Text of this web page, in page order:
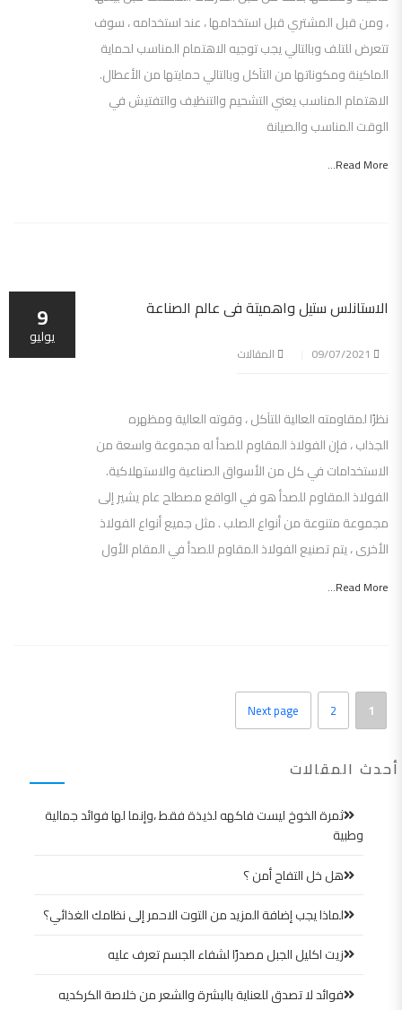
، ومن قبل المشتري قبل استخدامها ، عند استخدامه ، سوف
تتعرض للتلف وبالتالي يجب توجيه الاهتمام المناسب لحماية
الماكينة ومكوناتها من التآكل وبالتالي حمايتها من الأعطال.
الاهتمام المناسب يعني التشحيم والتنظيف والتفتيش في
الوقت المناسب والصيانة
Read More...
الاستانلس ستيل واهميتة فى عالم الصناعة
المقالات
نظرًا لمقاومته العالية للتآكل ، وقوته العالية ومظهره
الجذاب ، فإن الفولاذ المقاوم للصدأ له مجموعة واسعة من
الاستخدامات في كل من الأسواق الصناعية والاستهلاكية.
الفولاذ المقاوم للصدأ هو في الواقع مصطلح عام يشير إلى
مجموعة متنوعة من أنواع الصلب . مثل جميع أنواع الفولاذ
الأخرى ، يتم تصنيع الفولاذ المقاوم للصدأ في المقام الأول
Read More...
9
يوليو
1
2
Next page
أحدث المقالات
ثمرة الخوخ ليست فاكهه لذيذة فقط ،وإنما لها فوائد جمالية
وطبية
هل خل التفاح أمن ؟
لماذا يجب إضافة المزيد من التوت الاحمر إلى نظامك الغذائي؟
زيت اكليل الجبل مصدرًا لشفاء الجسم تعرف عليه
فوائد لا تصدق للعناية بالبشرة والشعر من خلاصة الكركديه